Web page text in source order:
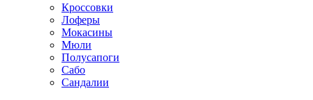
Кроссовки
Лоферы
Мокасины
Мюли
Полусапоги
Сабо
Сандалии